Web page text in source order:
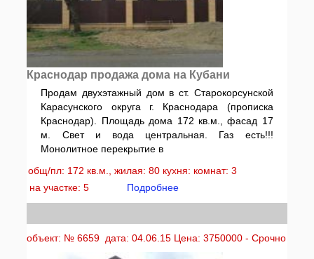
Краснодар продажа дома на Кубани
Продам двухэтажный дом в ст. Старокорсунской
Карасунского округа г. Краснодара (прописка
Краснодар). Площадь дома 172 кв.м., фасад 17
м. Свет и вода центральная. Газ есть!!!
Монолитное перекрытие в
общ/пл: 172 кв.м., жилая: 80 кухня: комнат: 3
на участке: 5
Подробнее
объект: № 6659 дата: 04.06.15 Цена: 3750000 - Срочно